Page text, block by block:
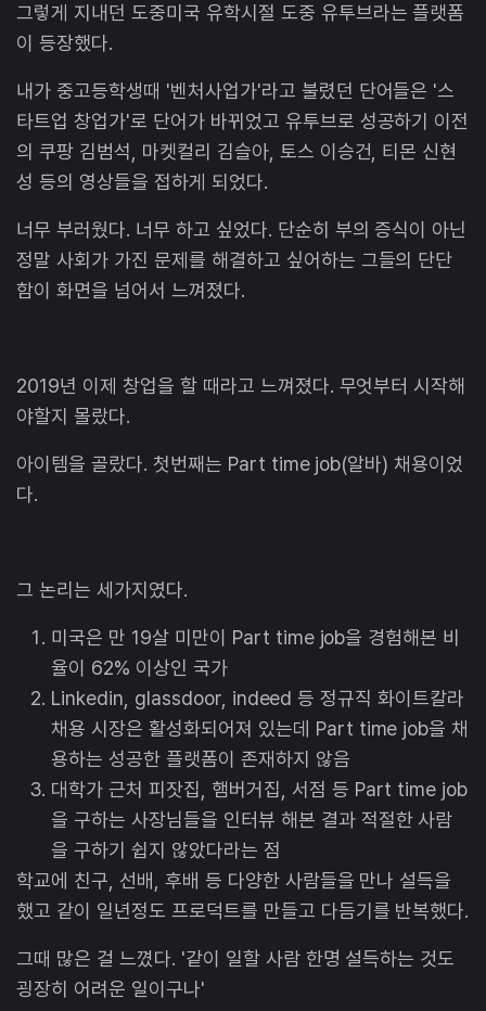
그렇게 지내던 도중미국 유학시절 도중 유투브라는 플랫폼
이 등장했다.
내가 중고등학생때 '벤처사업가'라고 불렸던 단어들은 '스
타트업 창업가'로 단어가 바뀌었고 유투브로 성공하기 이전
의 쿠팡 김범석, 마켓컬리 김슬아, 토스 이승건, 티몬 신현
성 등의 영상들을 접하게 되었다.
너무 부러웠다. 너무 하고 싶었다. 단순히 부의 증식이 아닌
정말 사회가 가진 문제를 해결하고 싶어하는 그들의 단단
함이 화면을 넘어서 느껴졌다.
2019년 이제 창업을 할 때라고 느껴졌다. 무엇부터 시작해
야할지 몰랐다.
아이템을 골랐다. 첫번째는 Part time job(알바) 채용이었
다.
그 논리는 세가지였다.
미국은 만 19살 미만이 Part time job을 경험해본 비
율이 62% 이상인 국가
Linkedin, glassdoor, indeed 등 정규직 화이트칼라
채용 시장은 활성화되어져 있는데 Part time job을 채
용하는 성공한 플랫폼이 존재하지 않음
대학가 근처 피잣집, 햄버거집, 서점 등 Part time job
을 구하는 사장님들을 인터뷰 해본 결과 적절한 사람
을 구하기 쉽지 않았다라는 점
학교에 친구, 선배, 후배 등 다양한 사람들을 만나 설득을
했고 같이 일년정도 프로덕트를 만들고 다듬기를 반복했다.
그때 많은 걸 느꼈다. '같이 일할 사람 한명 설득하는 것도
굉장히 어려운 일이구나'